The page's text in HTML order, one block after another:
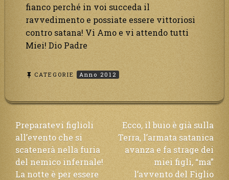
fianco perché in voi succeda il
ravvedimento e possiate essere vittoriosi
contro satana! Vi Amo e vi attendo tutti
Miei! Dio Padre
CATEGORIE Anno 2012
Navigazione
articoli
Preparatevi figlioli
all’evento che si
scatenerà nella furia
del nemico infernale!
La notte è per essere
Ecco, il buio è già sulla
Terra, l’armata satanica
avanza e fa strage dei
miei figli, “ma”
l’avvento del Figlio